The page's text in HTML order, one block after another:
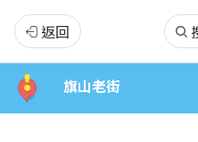
旗
山
老
返回
旗山老街